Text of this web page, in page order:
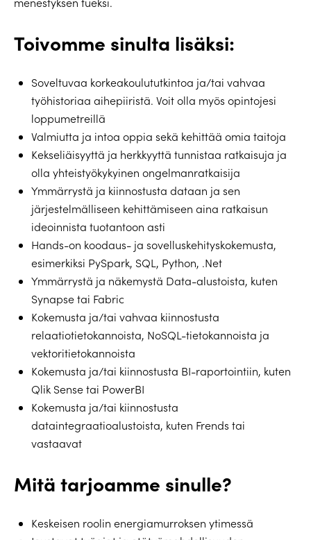
Toivomme sinulta lisäksi:
Soveltuvaa korkeakoulututkintoa ja/tai vahvaa
työhistoriaa aihepiiristä. Voit olla myös opintojesi
loppumetreillä
Valmiutta ja intoa oppia sekä kehittää omia taitoja
Kekseliäisyyttä ja herkkyyttä tunnistaa ratkaisuja ja
olla yhteistyökykyinen ongelmanratkaisija
Ymmärrystä ja kiinnostusta dataan ja sen
järjestelmälliseen kehittämiseen aina ratkaisun
ideoinnista tuotantoon asti
Hands-on koodaus- ja sovelluskehityskokemusta,
esimerkiksi PySpark, SQL, Python, .Net
Ymmärrystä ja näkemystä Data-alustoista, kuten
Synapse tai Fabric
Kokemusta ja/tai vahvaa kiinnostusta
relaatiotietokannoista, NoSQL-tietokannoista ja
vektoritietokannoista
Kokemusta ja/tai kiinnostusta BI-raportointiin, kuten
Qlik Sense tai PowerBI
Kokemusta ja/tai kiinnostusta
dataintegraatioalustoista, kuten Frends tai
vastaavat
Mitä tarjoamme sinulle?
Keskeisen roolin energiamurroksen ytimessä